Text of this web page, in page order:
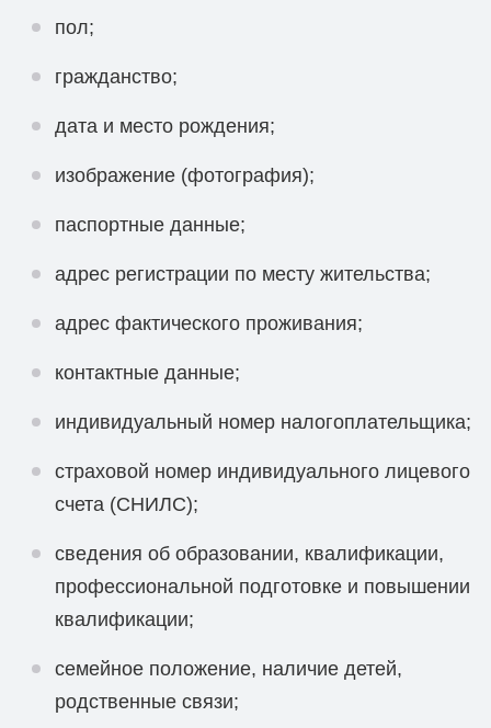
пол;
гражданство;
дата и место рождения;
изображение (фотография);
паспортные данные;
адрес регистрации по месту жительства;
адрес фактического проживания;
контактные данные;
индивидуальный номер налогоплательщика;
страховой номер индивидуального лицевого
счета (СНИЛС);
сведения об образовании, квалификации,
профессиональной подготовке и повышении
квалификации;
семейное положение, наличие детей,
родственные связи;